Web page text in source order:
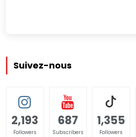
Suivez-nous
2,193
Followers
687
Subscribers
1,355
Followers